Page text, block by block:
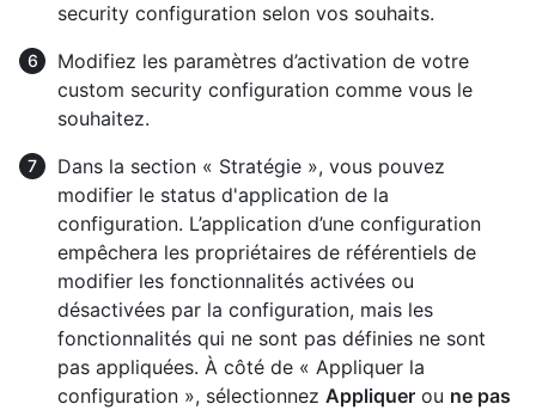
security configuration selon vos souhaits.
Modifiez les paramètres d’activation de votre
custom security configuration comme vous le
souhaitez.
Dans la section « Stratégie », vous pouvez
modifier le status d'application de la
configuration. L’application d’une configuration
empêchera les propriétaires de référentiels de
modifier les fonctionnalités activées ou
désactivées par la configuration, mais les
fonctionnalités qui ne sont pas définies ne sont
pas appliquées. À côté de « Appliquer la
configuration », sélectionnez Appliquer ou ne pas